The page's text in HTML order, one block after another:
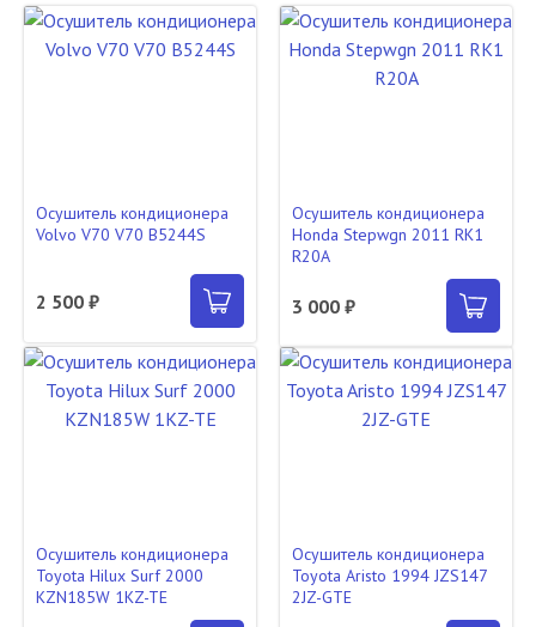
Осушитель кондиционера
Volvo V70 V70 B5244S
2 500 ₽
Осушитель кондиционера
Honda Stepwgn 2011 RK1
R20A
3 000 ₽
Осушитель кондиционера
Toyota Hilux Surf 2000
KZN185W 1KZ-TE
Осушитель кондиционера
Toyota Aristo 1994 JZS147
2JZ-GTE